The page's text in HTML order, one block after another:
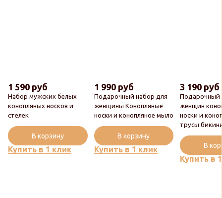
Набор мужских белых
конопляных носков и
стелек
1 590 руб
Купить в 1 клик
В корзину
Подарочный набор для
женщины Конопляные
носки и конопляное мыло
1 990 руб
Купить в 1 клик
В корзину
Подарочный
женщин
носки и
трусы
3 190 руб
Купить в
В